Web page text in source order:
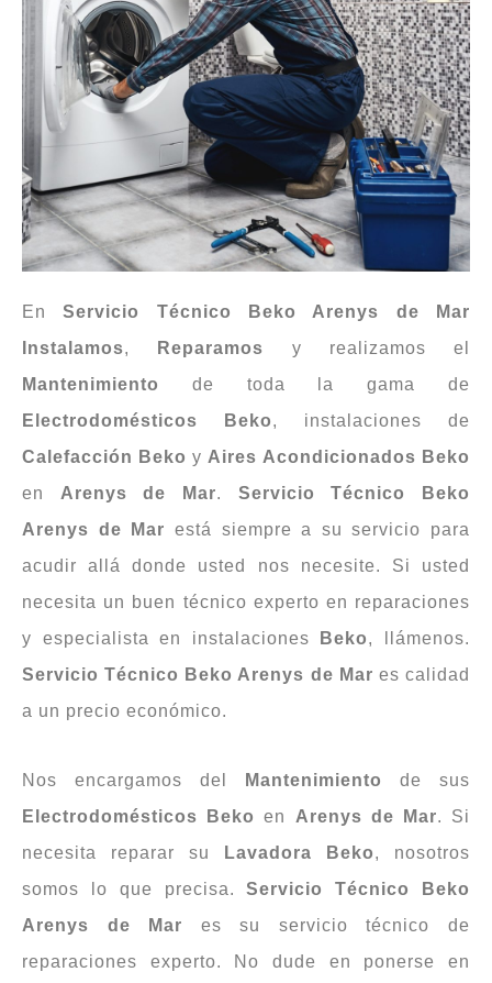
EnServicio Técnico Beko Arenys de Mar
Instalamos, Reparamos y realizamos el
Mantenimiento
de toda la gama de
Electrodomésticos
Beko, instalaciones de
Calefacción Beko y Aires Acondicionados Beko
en Arenys de Mar. Servicio Técnico Beko
Arenys de Mar está siempre a su servicio para
acudir allá donde usted nos necesite. Si usted
necesita un buen técnico experto en reparaciones
y especialista en instalaciones Beko, llámenos.
Servicio Técnico Beko Arenys de Mar es calidad
a un precio económico.
Nos encargamos del Mantenimiento
de sus
Electrodomésticos
Beko en Arenys de Mar. Si
necesita reparar su
Lavadora Beko, nosotros
somos lo que precisa.Servicio Técnico Beko
Arenys de Mar es su servicio técnico de
reparaciones experto. No dude en ponerse en